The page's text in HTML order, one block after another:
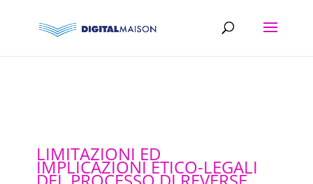
LIMITAZIONI ED
IMPLICAZIONI ETICO-LEGALI